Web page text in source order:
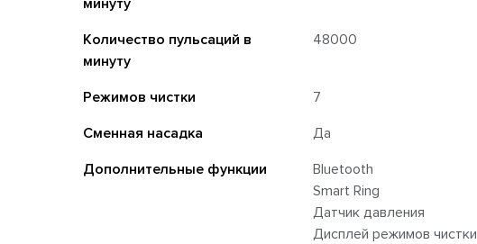
Количество пульсаций в
минуту
48000
Режимов чистки
7
Сменная насадка
Да
Дополнительные функции
Bluetooth
Smart Ring
Датчик давления
Дисплей режимов чистки